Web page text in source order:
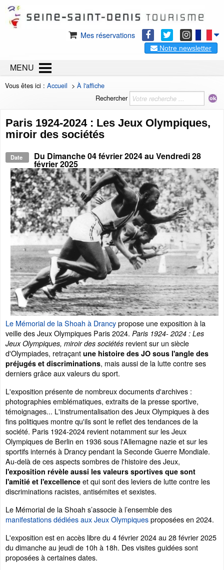
Mes réservations
Notre newsletter
MENU
Vous êtes ici : Accueil > À l'affiche
Rechercher
Paris 1924-2024 : Les Jeux Olympiques,
miroir des sociétés
Date Du Dimanche 04 février 2024au Vendredi 28
février 2025
Le Mémorial de la Shoah à Drancypropose une exposition à la
veille des Jeux Olympiques Paris 2024. Paris 1924- 2024 : Les
Jeux Olympiques, miroir des sociétés revient sur un siècle
d'Olympiades, retraçant une histoire des JO sous l'angle des
préjugés et discriminations, mais aussi de la lutte contre ses
derniers grâce aux valeurs du sport.
L'exposition présente de nombreux documents d'archives :
photographies emblématiques, extraits de la presse sportive,
témoignages... L'instrumentalisation des Jeux Olympiques à des
fins politiques montre qu'ils sont le reflet des tendances de la
société. Paris 1924-2024 revient notamment sur les Jeux
Olympiques de Berlin en 1936 sous l'Allemagne nazie et sur les
sportifs internés à Drancy pendant la Seconde Guerre Mondiale.
Au-delà de ces aspects sombres de l'histoire des Jeux,
l'exposition révèle aussi les valeurs sportives que sont
l'amitié et l'excellence et qui sont des leviers de lutte contre les
discriminations racistes, antisémites et sexistes.
Le Mémorial de la Shoah s’associe à l’ensemble des
manifestations dédiées aux Jeux Olympiquesproposées en 2024.
L'exposition est en accès libre du 4 février 2024 au 28 février 2025
du dimanche au jeudi de 10h à 18h. Des visites guidées sont
proposées à certaines dates.